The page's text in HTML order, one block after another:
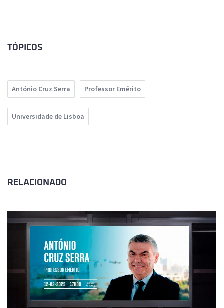
TÓPICOS
António Cruz Serra Professor Emérito
Universidade de Lisboa
RELACIONADO